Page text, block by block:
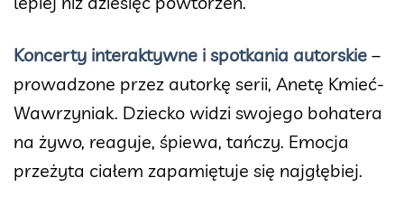
Koncerty interaktywne i spotkania autorskie –
prowadzone przez autorkę serii, Anetę Kmieć-
Wawrzyniak. Dziecko widzi swojego bohatera
na żywo, reaguje, śpiewa, tańczy. Emocja
przeżyta ciałem zapamiętuje się najgłębiej.